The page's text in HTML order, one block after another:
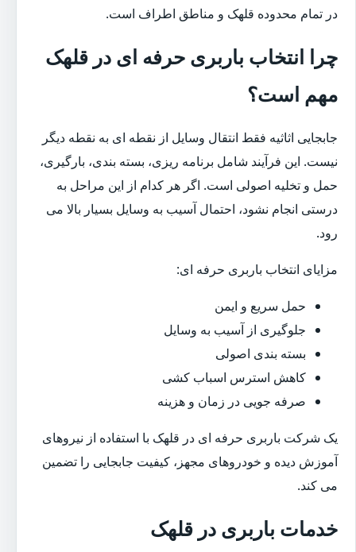
در تمام محدوده قلهک و مناطق اطراف است.
چرا انتخاب باربری حرفه ای در قلهک
مهم است؟
جابجایی اثاثیه فقط انتقال وسایل از نقطه ای به نقطه دیگر
نیست. این فرآیند شامل برنامه ریزی، بسته بندی، بارگیری،
حمل و تخلیه اصولی است. اگر هر کدام از این مراحل به
درستی انجام نشود، احتمال آسیب به وسایل بسیار بالا می
رود.
مزایای انتخاب باربری حرفه ای:
حمل سریع و ایمن
جلوگیری از آسیب به وسایل
بسته بندی اصولی
کاهش استرس اسباب کشی
صرفه جویی در زمان و هزینه
یک شرکت باربری حرفه ای در قلهک با استفاده از نیروهای
آموزش دیده و خودروهای مجهز، کیفیت جابجایی را تضمین
می کند.
خدمات باربری در قلهک